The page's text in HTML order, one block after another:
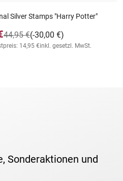
Silver Stamps "Harry Potter"
(-30,00 €)
44,95 €
14,95 €inkl. gesetzl. MwSt.
Sonderaktionen und